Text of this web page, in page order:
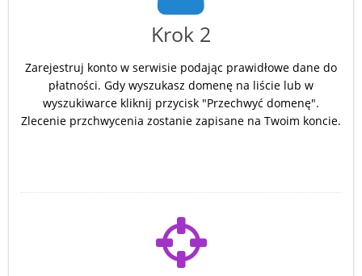
Krok 2
Zarejestruj konto w serwisie podając prawidłowe dane do
płatności. Gdy wyszukasz domenę na liście lub w
wyszukiwarce kliknij przycisk "Przechwyć domenę".
Zlecenie przchwycenia zostanie zapisane na Twoim koncie.